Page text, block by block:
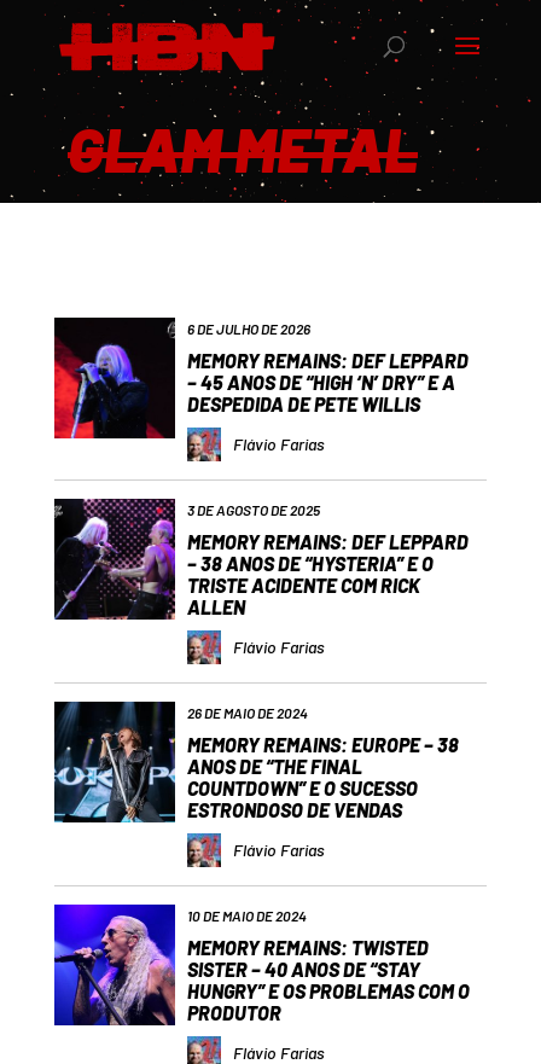
GLAM METAL
6 DE JULHO DE 2026
MEMORY REMAINS: DEF LEPPARD
– 45 ANOS DE “HIGH ‘N’ DRY” E A
DESPEDIDA DE PETE WILLIS
Flávio Farias
3 DE AGOSTO DE 2025
MEMORY REMAINS: DEF LEPPARD
– 38 ANOS DE “HYSTERIA” E O
TRISTE ACIDENTE COM RICK
ALLEN
Flávio Farias
26 DE MAIO DE 2024
MEMORY REMAINS: EUROPE – 38
ANOS DE “THE FINAL
COUNTDOWN” E O SUCESSO
ESTRONDOSO DE VENDAS
Flávio Farias
10 DE MAIO DE 2024
MEMORY REMAINS: TWISTED
SISTER – 40 ANOS DE “STAY
HUNGRY” E OS PROBLEMAS COM O
PRODUTOR
Flávio Farias